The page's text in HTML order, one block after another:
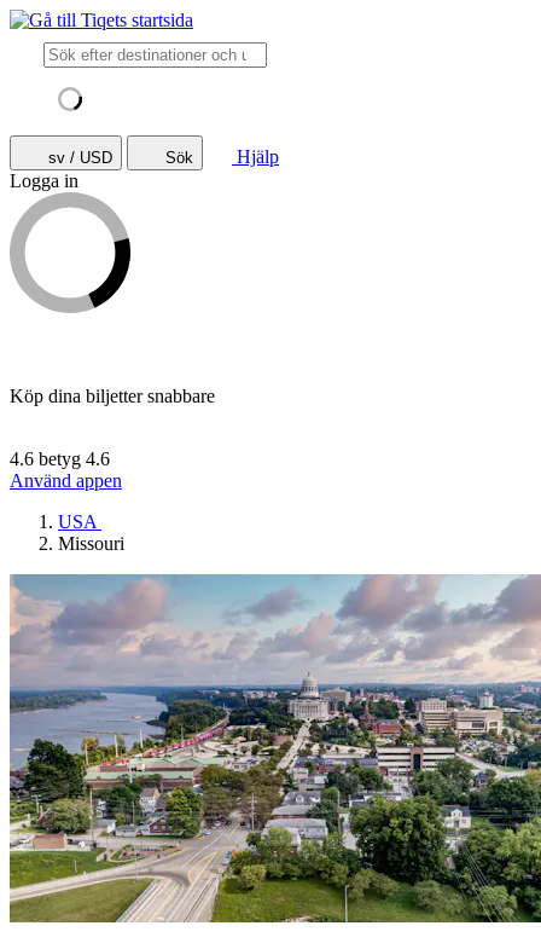
sv / USD Sök
Hjälp
Logga in
Köp dina biljetter snabbare
4.6 betyg 4.6
Använd appen
USA
Missouri